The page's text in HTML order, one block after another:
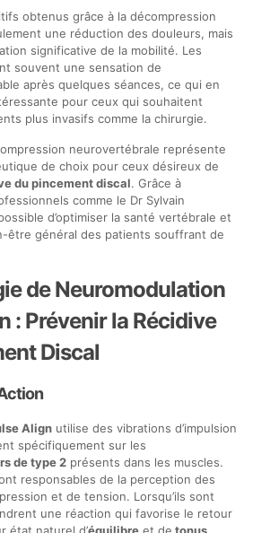
obtenus grâce à la décompression
une réduction des douleurs, mais
significative de la mobilité. Les
souvent une sensation de
après quelques séances, ce qui en
pour ceux qui souhaitent
plus invasifs comme la chirurgie.
neurovertébrale représente
de choix pour ceux désireux de
du pincement discal. Grâce à
comme le Dr Sylvain
d’optimiser la santé vertébrale et
être général des patients souffrant de
de Neuromodulation
: Prévenir la Récidive
Discal
Alignutilise des vibrations d’impulsion
spécifiquement sur les
de type 2présents dans les muscles.
responsables de la perception des
et de tension. Lorsqu’ils sont
une réaction qui favorise le retour
état naturel d’équilibreet de tonus.